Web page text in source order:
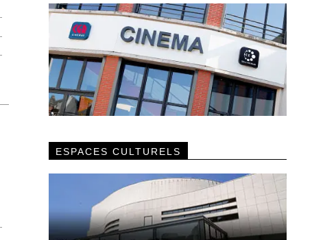
ESPACES CULTURELS